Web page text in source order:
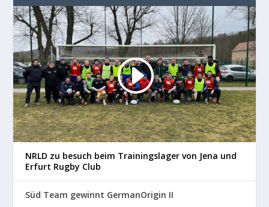
NRLD zu besuch beim Trainingslager von Jena und
Erfurt Rugby Club
Süd Team gewinnt GermanOrigin II